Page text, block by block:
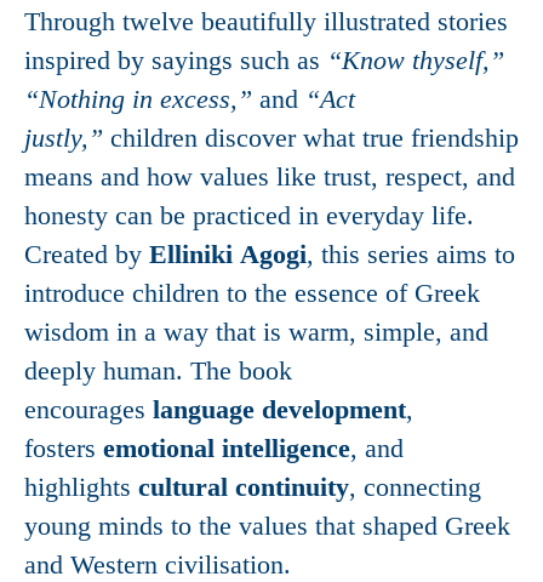
Through twelve beautifully illustrated stories
inspired by sayings such as “Know thyself,”
“Nothing in excess,” and “Act
justly,” children discover what true friendship
means and how values like trust, respect, and
honesty can be practiced in everyday life.
Created by Elliniki Agogi, this series aims to
introduce children to the essence of Greek
wisdom in a way that is warm, simple, and
deeply human. The book
encourages language development,
fosters emotional intelligence, and
highlights cultural continuity, connecting
young minds to the values that shaped Greek
and Western civilisation.